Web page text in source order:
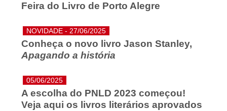
Feira do Livro de Porto Alegre
NOVIDADE - 27/06/2025
Conheça o novo livro Jason Stanley,
Apagando a história
05/06/2025
A escolha do PNLD 2023 começou!
Veja aqui os livros literários aprovados